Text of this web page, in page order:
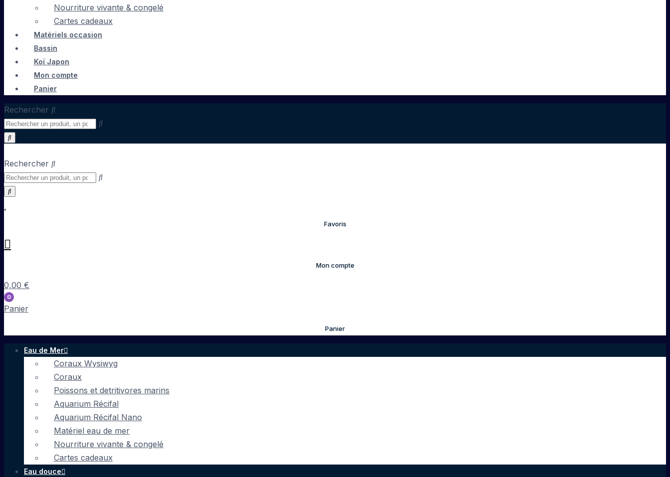
Nourriture vivante & congelé
Cartes cadeaux
Matériels occasion
Bassin
Koï Japon
Mon compte
Panier
Rechercher
Rechercher
Favoris
Mon compte
0,00 €
0
Panier
Panier
Eau de Mer
Coraux Wysiwyg
Coraux
Poissons et detritivores marins
Aquarium Récifal
Aquarium Récifal Nano
Matériel eau de mer
Nourriture vivante & congelé
Cartes cadeaux
Eau douce